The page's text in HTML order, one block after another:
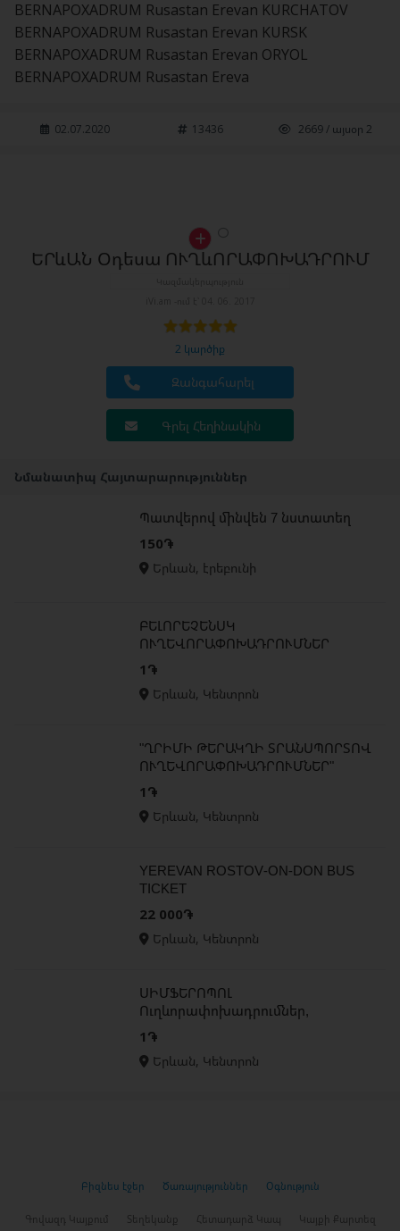
BERNAPOXADRUM Rusastan Erevan KURCHATOV
BERNAPOXADRUM Rusastan Erevan KURSK
BERNAPOXADRUM Rusastan Erevan ORYOL
BERNAPOXADRUM Rusastan Ereva
02.07.2020 13436 2669 / այսօր 2
ԵՐևԱՆ Օդեսա ՈՒՂևՈՐԱՓՈԽԱԴՐՈՒՄ
2 կարծիք
Զանգահարել
Գրել Հեղինակին
Նմանատիպ Հայտարարություններ
Պատվերով մինվեն 7 նստատեղ
150֏
Երևան, էրեբունի
ԲԵԼՈՐԵՉԵՆՍԿ
ՈՒՂԵՎՈՐԱՓՈԽԱԴՐՈՒՄՆԵՐ
1֏
Երևան, Կենտրոն
"ՂՐԻՄԻ ԹԵՐԱԿՂԻ ՏՐԱՆՍՊՈՐՏՈՎ
ՈՒՂԵՎՈՐԱՓՈԽԱԴՐՈՒՄՆԵՐ"
1֏
Երևան, Կենտրոն
YEREVAN ROSTOV-ON-DON BUS
TICKET
22 000֏
Երևան, Կենտրոն
ՍԻՄՖԵՐՈՊՈԼ
Ուղևորափոխադրումներ,
Simferopol uxevorapoxadrumner
1֏
Երևան, Կենտրոն
Բիզնես էջեր Ծառայություններ Օգնություն
Գովազդ Կայքում Տեղեկանք Հետադարձ Կապ Կայքի Քարտեզ